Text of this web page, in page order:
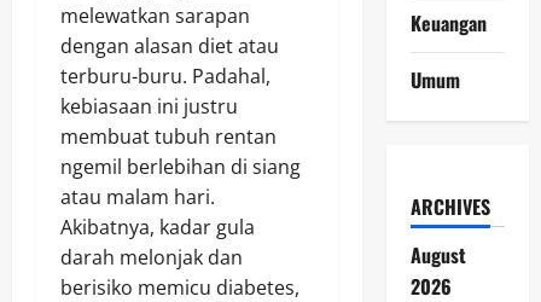
melewatkan sarapan
dengan alasan diet atau
terburu-buru. Padahal,
kebiasaan ini justru
membuat tubuh rentan
ngemil berlebihan di siang
atau malam hari.
Akibatnya, kadar gula
darah melonjak dan
berisiko memicu diabetes,
Keuangan
Umum
ARCHIVES
August
2026